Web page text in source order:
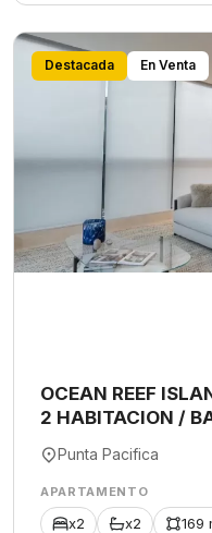
Destacada En Venta
OCEAN REEF
2 HABITACION /
Punta Pacifica
APARTAMENTO
x2 x2 169